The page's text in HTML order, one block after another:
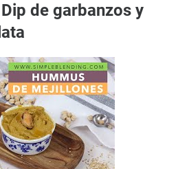
Dip de garbanzos y